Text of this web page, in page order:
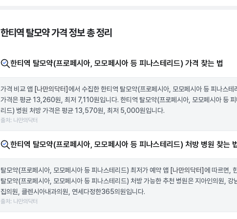
한티역 탈모약 가격 정보 총 정리
한티역 탈모약(프로페시아, 모모페시아 등 피나스테리드) 가격 찾는 법
가격 비교 앱 [나만의닥터] 에서 수집한 한티역 탈모약(프로페시아, 모모페시아 등 피나스테
가격은 평균 13,260원, 최저 7,110원입니다. 한티역 탈모약(프로페시아, 모모페시아 등
리드) 병원 처방 가격은 평균 13,570원, 최저 5,000원입니다.
출처: 나만의닥터
한티역 탈모약(프로페시아, 모모페시아 등 피나스테리드) 처방 병원 찾는
탈모약(프로페시아, 모모페시아 등 피나스테리드) 최저가 예약 앱 [나만의닥터] 에 따르면,
탈모약(프로페시아, 모모페시아 등 피나스테리드) 처방 가능한 추천 병원은 지아인의원, 강
집의원, 클렌시아내과의원, 연세다정한365의원입니다.
출처: 나만의닥터